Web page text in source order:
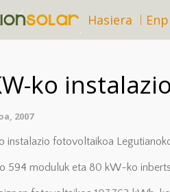
Hasiera
ko
2007
instalazio fotovoltaikoa
594 moduluk eta 80 kW-ko